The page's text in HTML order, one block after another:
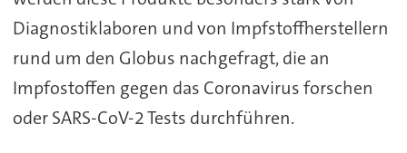
Diagnostiklaboren und von Impfstoffherstellern
rund um den Globus nachgefragt, die an
Impfostoffen gegen das Coronavirus forschen
oder SARS-CoV-2 Tests durchführen.